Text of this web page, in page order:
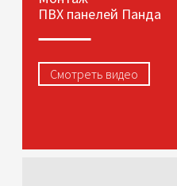
ПВХ панелей Панда
Смотреть видео